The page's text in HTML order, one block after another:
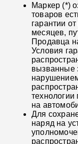
Маркер (*)
товаров
гарантии
месяцев,
Продавца
Условия
вызванные
технологии
на
Для
наряд на